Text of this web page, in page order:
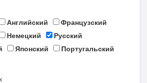
Английский
Французский
Немецкий
Русский
Японский
Португальский